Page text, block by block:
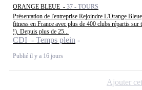
ORANGE BLEUE - 37 - TOURS
Présentation de l'entreprise Rejoindre L'Orange
fitness en France avec plus de 400 clubs répartis sur
!). Depuis plus de 25...
CDI - Temps plein
Publié il y a 16 jours
Ajouter